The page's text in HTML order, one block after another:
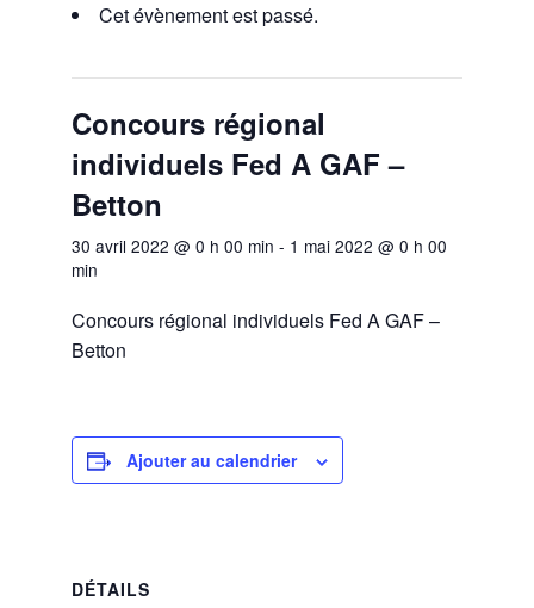
Cet évènement est passé.
Concours régional
individuels Fed A GAF –
Betton
30 avril 2022 @ 0 h 00 min - 1 mai 2022 @ 0 h 00
min
Concours régional individuels Fed A GAF –
Betton
Ajouter au calendrier
DÉTAILS